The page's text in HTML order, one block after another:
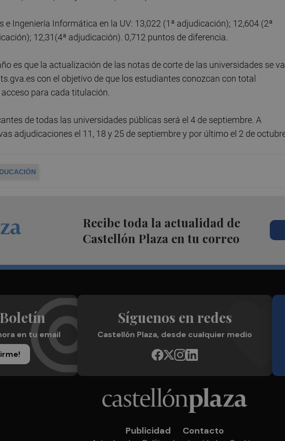
e Ingeniería Informática en la UV: 13,022 (1ª adjudicación); 12,604 (2ª
12,31(4ª adjudicación). 0,712 puntos de diferencia.
es que la actualización de las notas de corte de las universidades se va
con el objetivo de que los estudiantes conozcan con total
para cada titulación.
de todas las universidades públicas será el 4 de septiembre. A
adjudicaciones el 11, 18 y 25 de septiembre y por último el 2 de
Recibe toda la actualidad de
Castellón Plaza en tu correo
en tu email
Síguenos en redes
Castellón Plaza, desde cualquier medio
Publicidad Contacto